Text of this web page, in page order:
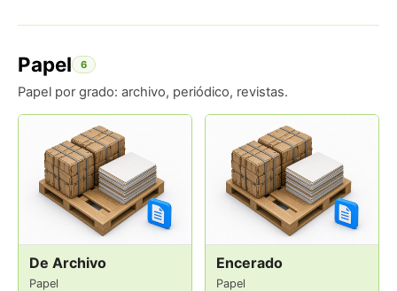
Papel 6
Papel por grado: archivo, periódico, revistas.
De Archivo
Papel
Encerado
Papel